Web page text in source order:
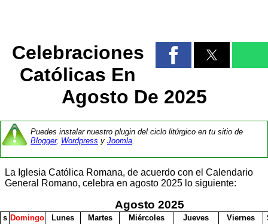
Celebraciones
Católicas En
Agosto De 2025
Puedes instalar nuestro plugin del ciclo litúrgico en tu sitio de
Blogger, Wordpress y Joomla.
La Iglesia Católica Romana, de acuerdo con el Calendario
General Romano, celebra en agosto 2025 lo siguiente:
Agosto 2025
s Domingo Lunes Martes Miércoles Jueves Viernes